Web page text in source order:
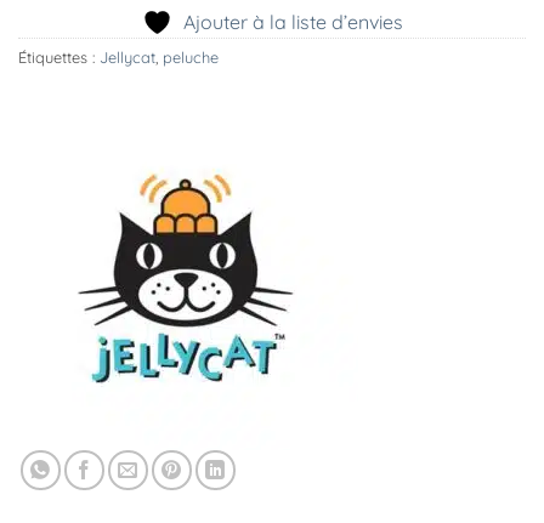
Ajouter à la liste d’envies
Étiquettes : Jellycat peluche